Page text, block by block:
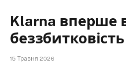
Klarna вперше
15 Травня 2026